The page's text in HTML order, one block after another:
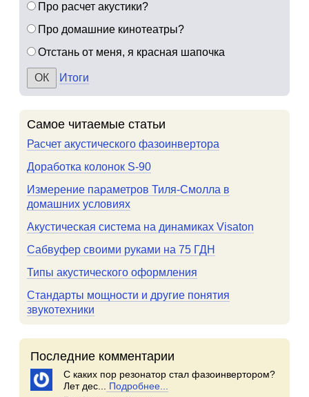
Про расчет акустики?
Про домашние кинотеатры?
Отстань от меня, я красная шапочка
Итоги
Самое читаемые статьи
Расчет акустического фазоинвертора
Доработка колонок S-90
Измерение параметров Тиля-Смолла в
домашних условиях
Акустическая система на динамиках Visaton
Сабвуфер своими руками на 75 ГДН
Типы акустического оформления
Стандарты мощности и другие понятия
звукотехники
Последние комментарии
С каких пор резонатор стал фазоинвертором?
Лет дес...
Подробнее...